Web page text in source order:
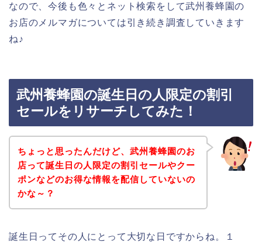
なので、今後も色々とネット検索をして武州養蜂園の
お店のメルマガについては引き続き調査していきます
ね♪
武州養蜂園の誕生日の人限定の割引
セールをリサーチしてみた！
ちょっと思ったんだけど、武州養蜂園のお
店って誕生日の人限定の割引セールやクー
ポンなどのお得な情報を配信していないの
かな～？
誕生日ってその人にとって大切な日ですからね。１